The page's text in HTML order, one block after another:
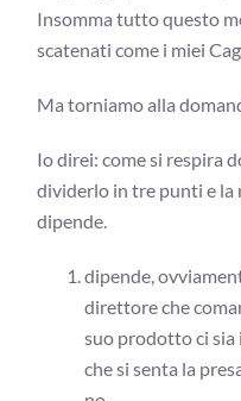
Insomma tutto questo
scatenati come i miei
Ma torniamo alla
Io direi: come si respira
dividerlo in tre punti e la
dipende.
dipende,
direttore che
suo prodotto ci sia
che si senta la